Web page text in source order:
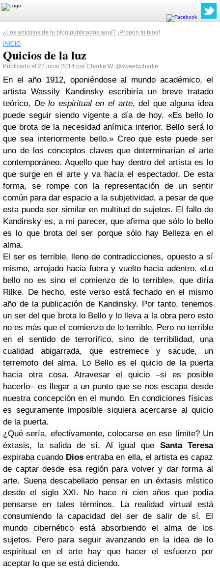
¿Los artículos de tu blog publicados aquí? ¡Propón tu blog!
INICIO
Quicios de la luz
Publicado el 22 junio 2014 por Charlie W. @sweetycharlie
En el año 1912, oponiéndose al mundo académico, el
artista Wassily Kandinsky escribiría un breve tratado
teórico, De lo espiritual en el arte, del que alguna idea
puede seguir siendo vigente a día de hoy. «Es bello lo
que brota de la necesidad anímica interior. Bello será lo
que sea interiormente bello.» Creo que este puede ser
uno de los conceptos claves que determinarían el arte
contemporáneo. Aquello que hay dentro del artista es lo
que surge en el arte y va hacia el espectador. De esta
forma, se rompe con la representación de un sentir
común para dar espacio a la subjetividad, a pesar de que
esta pueda ser similar en multitud de sujetos. El fallo de
Kandinsky es, a mi parecer, que afirma que sólo lo bello
es lo que brota del ser porque sólo hay Belleza en el
alma.
El ser es terrible, lleno de contradicciones, opuesto a sí
mismo, arrojado hacia fuera y vuelto hacia adentro. «Lo
bello no es sino el comienzo de lo terrible», que diría
Rilke. De hecho, este verso está fechado en el mismo
año de la publicación de Kandinsky. Por tanto, tenemos
un ser del que brota lo Bello y lo lleva a la obra pero esto
no es más que el comienzo de lo terrible. Pero no terrible
en el sentido de terrorífico, sino de terribilidad, una
cualidad abigarrada, que estremece y sacude, un
terremoto del alma. Lo Bello es el quicio de la puerta
hacia otra cosa. Atravesar el quicio –si es posible
hacerlo– es llegar a un punto que se nos escapa desde
nuestra concepción en el mundo. En condiciones físicas
es seguramente imposible siquiera acercarse al quicio
de la puerta.
¿Qué sería, efectivamente, colocarse en ese límite? Un
éxtasis, la salida de sí. Al igual que Santa Teresa
expiraba cuando Dios entraba en ella, el artista es capaz
de captar desde esa región para volver y dar forma al
arte. Suena descabellado pensar en un éxtasis místico
desde el siglo XXI. No hace ni cien años que podía
pensarse en tales términos. La realidad virtual está
consumiendo la capacidad del ser de salir de sí. El
mundo cibernético está absorbiendo el alma de los
sujetos. Pero para seguir avanzando en la idea de lo
espiritual en el arte hay que hacer el esfuerzo por
aceptar lo que se está diciendo.